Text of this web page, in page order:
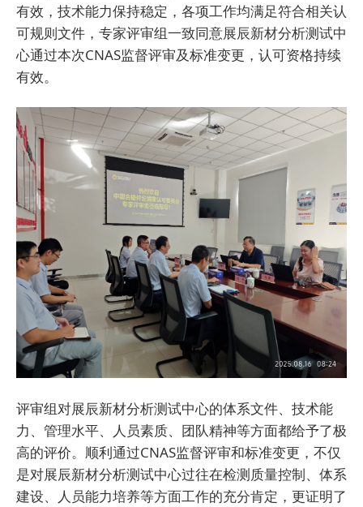
有效，技术能力保持稳定，各项工作均满足符合相关认
可规则文件，专家评审组一致同意展辰新材分析测试中
心通过本次CNAS监督评审及标准变更，认可资格持续
有效。
评审组对展辰新材分析测试中心的体系文件、技术能
力、管理水平、人员素质、团队精神等方面都给予了极
高的评价。顺利通过CNAS监督评审和标准变更，不仅
是对展辰新材分析测试中心过往在检测质量控制、体系
建设、人员能力培养等方面工作的充分肯定，更证明了